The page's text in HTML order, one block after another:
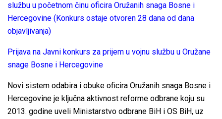
službu u početnom činu oficira Oružanih snaga Bosne i
Hercegovine (Konkurs ostaje otvoren 28 dana od dana
objavljivanja)
Prijava na Javni konkurs za prijem u vojnu službu u Oružane
snage Bosne i Hercegovine
Novi sistem odabira i obuke oficira Oružanih snaga Bosne i
Hercegovine je ključna aktivnost reforme odbrane koju su
2013. godine uveli Ministarstvo odbrane BiH i OS BiH, uz